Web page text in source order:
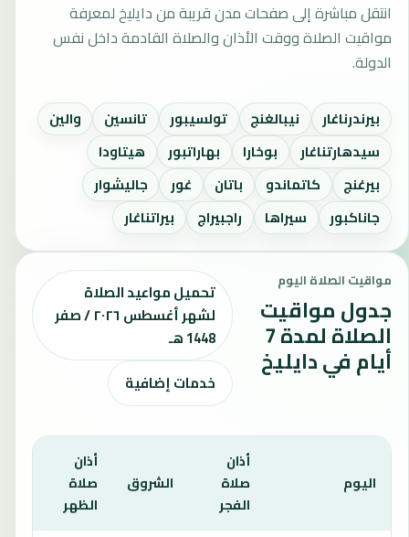
انتقل مباشرة إلى صفحات مدن قريبة من دايليخ لمعرفة
مواقيت الصلاة ووقت الأذان والصلاة القادمة داخل نفس
الدولة.
بيرندرناغار نيبالغنج تولسيبور تانسين
والين
سيدهارتناغار
بوخارا بهاراتبور
هيتاودا
بيرغنج
كاتماندو باتان غور
جاليشوار
جاناكبور
سيراها راجبيراج بيراتناغار
مواقيت الصلاة اليوم
جدول مواقيت
الصلاة لمدة 7
أيام في دايليخ
تحميل مواعيد الصلاة
لشهر أغسطس ٢٠٢٦ / صفر
1448 هـ
خدمات إضافية
اليوم
أذان
صلاة
الفجر
الشروق
أذان
صلاة
الظهر